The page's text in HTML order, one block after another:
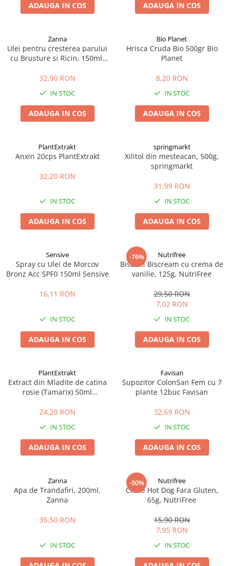
Alte produse din Cocos
ADAUGA IN COS ADAUGA IN COS
Zanna
Ulei pentru cresterea parului
cu Brusture si Ricin, 150ml,
32,90 RON
IN STOC
ADAUGA IN COS
Bio Planet
Hrisca Cruda Bio 500gr Bio
Planet
8,20 RON
IN STOC
ADAUGA IN COS
PlantExtrakt
Anxin 20cps PlantExtrakt
32,20 RON
IN STOC
ADAUGA IN COS
springmarkt
Xilitol din mesteacan, 500g,
springmarkt
31,99 RON
IN STOC
ADAUGA IN COS
Sensive
Spray cu Ulei de Morcov
Bronz Acc SPF0 150ml Sensive
16,11 RON
IN STOC
ADAUGA IN COS
-76% Nutrifree
Biscuiti Biscream cu crema de
vanilie, 125g, NutriFree
29,50 RON
7,02 RON
IN STOC
ADAUGA IN COS
PlantExtrakt
Extract din Mladite de catina
rosie (Tamarix) 50ml
24,20 RON
IN STOC
ADAUGA IN COS
Favisan
Supozitor ColonSan Fem cu 7
plante 12buc Favisan
32,69 RON
IN STOC
ADAUGA IN COS
Zanna
Apa de Trandafiri, 200ml,
Zanna
35,50 RON
IN STOC
-50% Nutrifree
Chifle Hot Dog Fara Gluten,
65g, NutriFree
15,90 RON
7,95 RON
IN STOC